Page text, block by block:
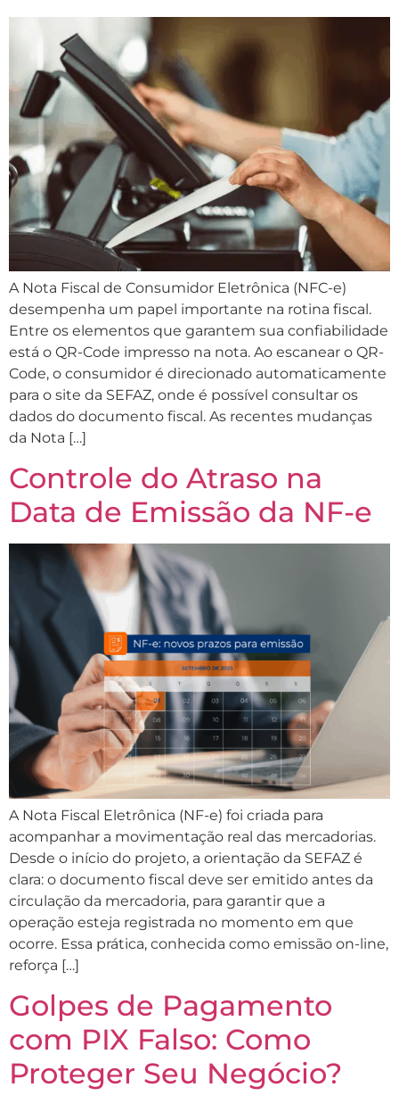
A Nota Fiscal de Consumidor Eletrônica (NFC-e)
desempenha um papel importante na rotina fiscal.
Entre os elementos que garantem sua confiabilidade
está o QR-Code impresso na nota. Ao escanear o QR-
Code, o consumidor é direcionado automaticamente
para o site da SEFAZ, onde é possível consultar os
dados do documento fiscal. As recentes mudanças
da Nota […]
Controle do Atraso na
Data de Emissão da NF-e
A Nota Fiscal Eletrônica (NF-e) foi criada para
acompanhar a movimentação real das mercadorias.
Desde o início do projeto, a orientação da SEFAZ é
clara: o documento fiscal deve ser emitido antes da
circulação da mercadoria, para garantir que a
operação esteja registrada no momento em que
ocorre. Essa prática, conhecida como emissão on-line,
reforça […]
Golpes de Pagamento
com PIX Falso: Como
Proteger Seu Negócio?